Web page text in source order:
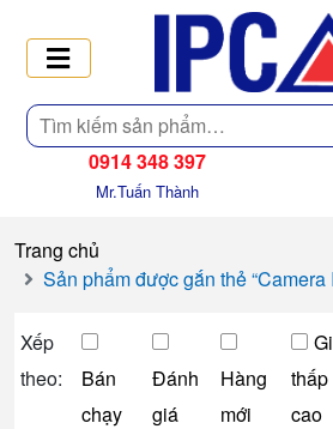
Tìm
kiếm
0914 348 397
Mr.Tuấn Thành
Trang chủ
Sản phẩm được gắn thẻ
Xếp
theo:
Bán
chạy
Đánh
giá
Hàng
mới
thấp
cao